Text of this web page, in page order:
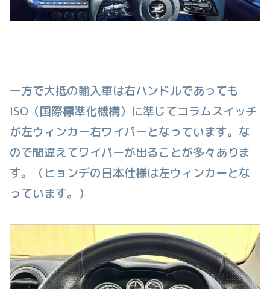
一方で大抵の輸入車は右ハンドルであっても
ISO（国際標準化機構）に準じてコラムスイッチ
が左ウィンカー右ワイパーとなっています。な
ので間違えてワイパーが出ることが多々ありま
す。（ヒョンデの日本仕様は左ウィンカーとな
っています。）